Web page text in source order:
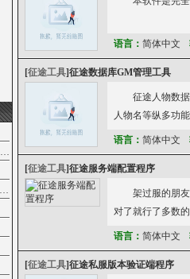
语言： 简体中文
[征途工具]征途数据库GM管理工具
征途人物数
人物名等纵多功
语言： 简体中文
[征途工具]征途服务端配置程序
架过服的朋
对了就行了多数
语言： 简体中文
[征途工具]征途私服版本验证端程序